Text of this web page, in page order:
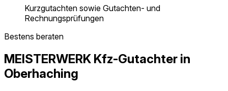
Kurzgutachten sowie Gutachten- und
Rechnungsprüfungen
Bestens beraten
MEISTERWERK Kfz-Gutachter in
Oberhaching